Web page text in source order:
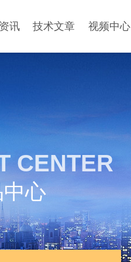
讯 技术文章 视频中心
CENTER
心